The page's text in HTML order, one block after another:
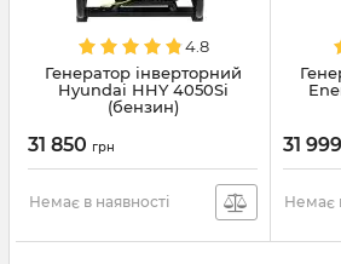
4.8
Генератор інверторний
Hyundai HHY 4050Si
(бензин)
31 850 грн
Немає в наявності
31 999
Немає